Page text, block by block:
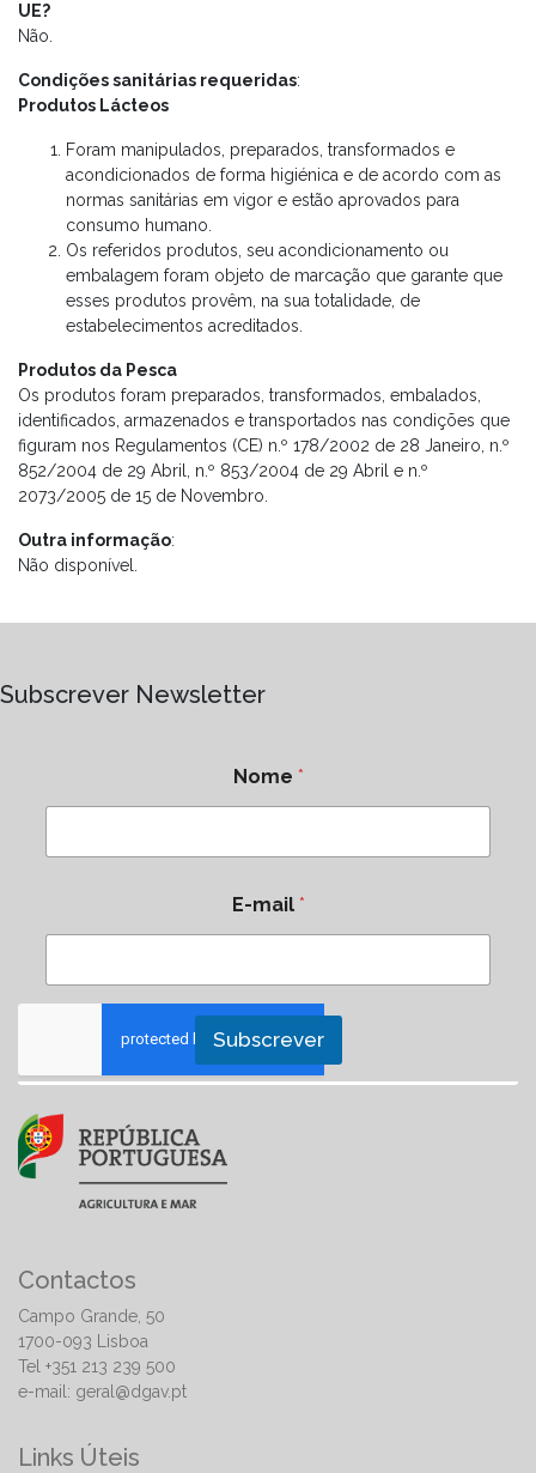
UE?
Não.
Condições sanitárias requeridas:
Produtos Lácteos
Foram manipulados, preparados, transformados e
acondicionados de forma higiénica e de acordo com as
normas sanitárias em vigor e estão aprovados para
consumo humano.
Os referidos produtos, seu acondicionamento ou
embalagem foram objeto de marcação que garante que
esses produtos provêm, na sua totalidade, de
estabelecimentos acreditados.
Produtos da Pesca
Os produtos foram preparados, transformados, embalados,
identificados, armazenados e transportados nas condições que
figuram nos Regulamentos (CE) n.º 178/2002 de 28 Janeiro, n.º
852/2004 de 29 Abril, n.º 853/2004 de 29 Abril e n.º
2073/2005 de 15 de Novembro.
Outra informação:
Não disponível.
Subscrever Newsletter
Nome *
E-mail *
Subscrever
Contactos
Campo Grande, 50
1700-093 Lisboa
Tel +351 213 239 500
e-mail: geral@dgav.pt
Links Úteis